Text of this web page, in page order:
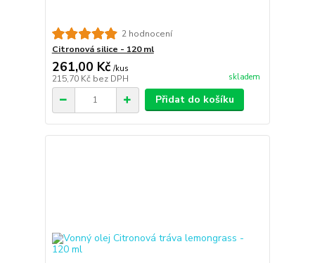
2 hodnocení
Citronová silice - 120 ml
261,00 Kč /kus
215,70 Kč bez DPH skladem
Přidat do košíku